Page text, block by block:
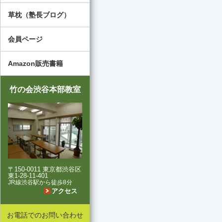
草枕（塾長ブログ）
会員ページ
Amazon販売書籍
竹の会渋谷本部教室
〒150-0011 東京都渋谷区
東1-28-11-401
JR線渋谷駅から徒歩8分
アクセス
お電話でのお問い合わせ